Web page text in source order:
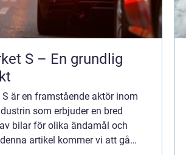
S – En grundlig
är en framstående aktör inom
som erbjuder en bred
bilar för olika ändamål och
artikel kommer vi att gå